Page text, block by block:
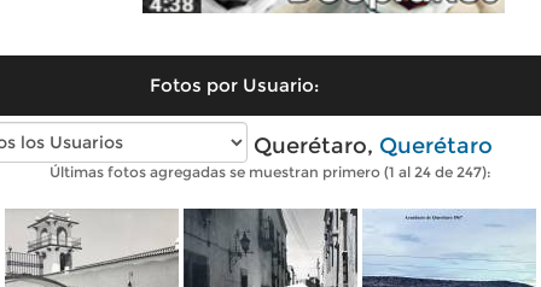
Fotos por Usuario:
Fotos antiguas de Querétaro, Querétaro
Últimas fotos agregadas se muestran primero (1 al 24 de 247):